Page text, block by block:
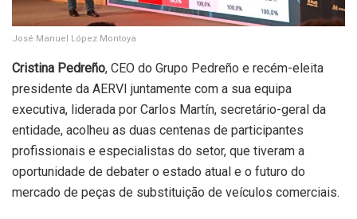
José Manuel López Montoya
Cristina Pedreño, CEO do Grupo Pedreño e recém-eleita
presidente da AERVI juntamente com a sua equipa
executiva, liderada por Carlos Martín, secretário-geral da
entidade, acolheu as duas centenas de participantes
profissionais e especialistas do setor, que tiveram a
oportunidade de debater o estado atual e o futuro do
mercado de peças de substituição de veículos comerciais.